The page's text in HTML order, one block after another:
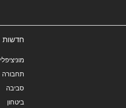
חדשות
מוניציפלי
תחבורה
סביבה
ביטחון